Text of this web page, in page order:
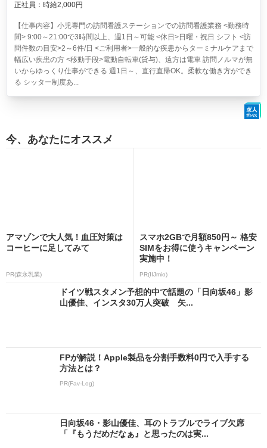
正社員：時給2,000円
【仕事内容】小児専門の訪問看護ステーションでの訪問看護業務 <勤務時
間> 9:00～21:00で3時間以上、週1日～可能 <休日>日曜・祝日 シフト <訪
問件数の目安>2～6件/日 <ご利用者>一般的な疾患からターミナルケアまで
幅広い疾患の方 <移動手段>電動自転車(貸与)、遠方は電車 訪問ノルマが無
いからゆっくり仕事ができる 週1日～、直行直帰OK。柔軟な働き方ができ
る シッター制度あ...
今、あなたにオススメ
アマゾンで大人気！血圧対策は
コーヒーに足してみて
PR(森永乳業)
スマホ2GBで月額850円～ 格安
SIMをお得に使うキャンペーン
実施中！
PR(IIJmio)
ドイツ戦スタメン予想的中で話題の「日向坂46」影
山優佳、インスタ30万人突破 矢...
FPが解説！Apple製品を分割手数料0円で入手する
方法とは？
PR(Fav-Log)
日向坂46・影山優佳、耳のトラブルでライブ欠席
「『もうだめだなぁ』と思ったのは実...